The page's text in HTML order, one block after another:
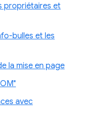
propriétaires et
bulles et les
la mise en page
avec